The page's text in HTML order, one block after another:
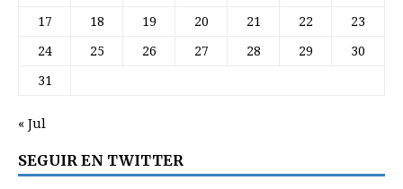
17 18 19 20 21 22 23
24 25 26 27 28 29 30
31
« Jul
SEGUIR EN TWITTER